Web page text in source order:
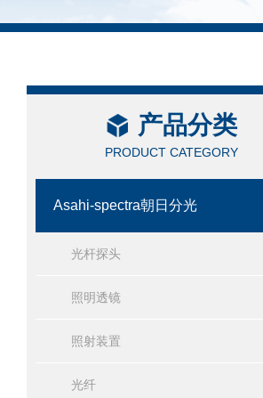
产品分类
PRODUCT CATEGORY
Asahi-spectra朝日分光
光杆探头
照明透镜
照射装置
光纤